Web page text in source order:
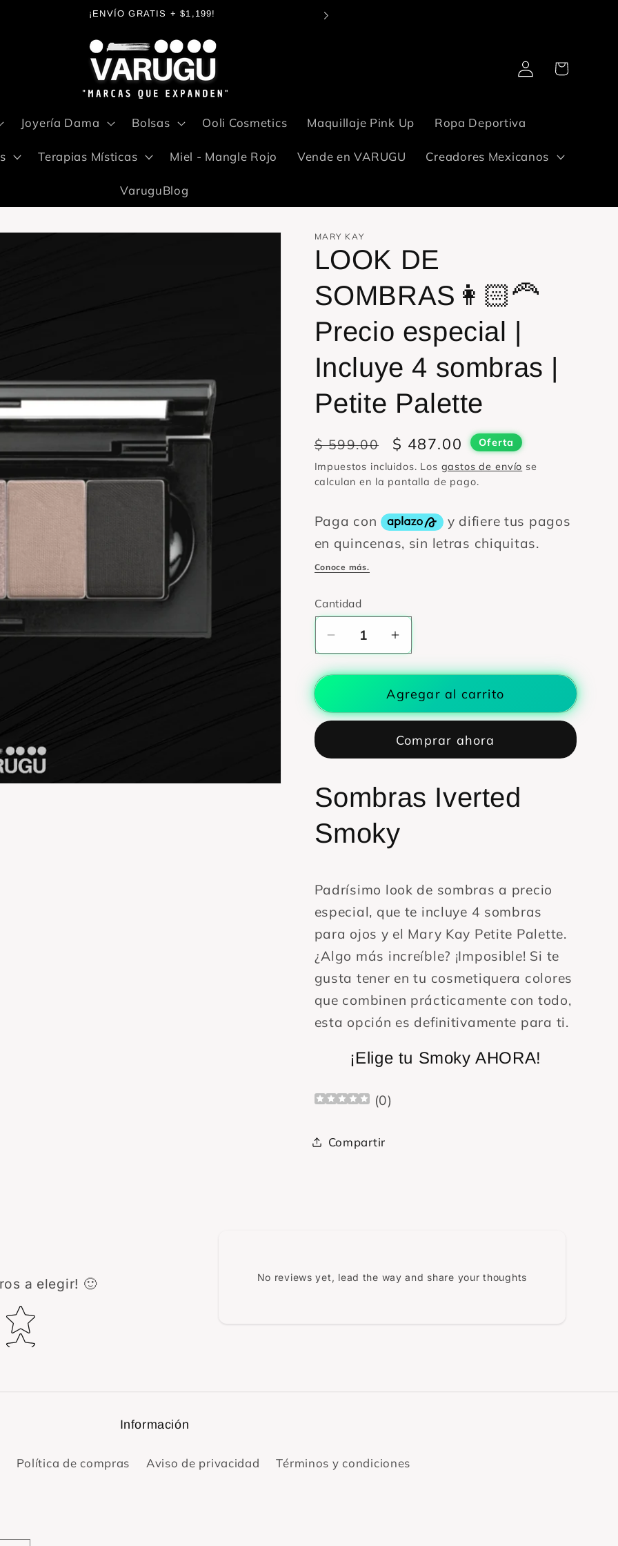
¡ENVÍO GRATIS + $1,199! Entregamos en todo México. Tu pide. ¡De que llega, llega!✋🏻
Joyería Dama Bolsas Ooli Cosmetics Maquillaje Pink Up Ropa Deportiva
Terapias Místicas Miel - Mangle Rojo Vende en VARUGU Creadores Mexicanos
VaruguBlog
Iniciar
sesión
Carrito
MARY KAY
LOOK DE
SOMBRAS👩🏻‍🦰
Precio especial |
Incluye 4 sombras |
Petite Palette
Precio
habitual
$ 599.00
Precio
de
oferta
$ 487.00
Oferta
Impuestos incluidos. Los gastos de envío se
calculan en la pantalla de pago.
Cantidad
Cantidad
Reducir
para
DE
SOMBRAS
especial
|
Incluye
4
Petite
Palette
Aumentar
para
LOOK
DE
SOMBRAS
👩🏻‍🦰
especial
|
4
Petite
Palette
Agregar al carrito
Comprar ahora
Sombras Iverted
Smoky
Padrísimo look de sombras a precio
especial, que te incluye 4 sombras
para ojos y el Mary Kay Petite Palette.
¿Algo más increíble? ¡Imposible! Si te
gusta tener en tu cosmetiquera colores
que combinen prácticamente con todo,
esta opción es definitivamente para ti.
¡Elige tu Smoky AHORA!
(0)
Compartir
a elegir! 🙂 No reviews yet, lead the way and share your thoughts
Información
Política de compras Aviso de privacidad Términos y condiciones